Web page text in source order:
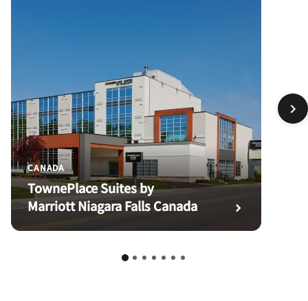
CANADA
TownePlace Suites by
Marriott Niagara Falls Canada